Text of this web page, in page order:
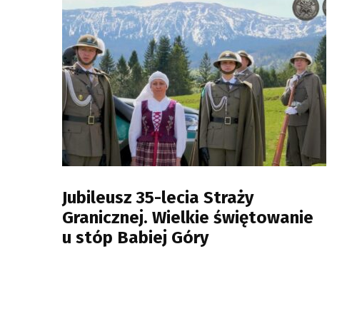
Jubileusz 35-lecia Straży
Granicznej. Wielkie świętowanie
u stóp Babiej Góry